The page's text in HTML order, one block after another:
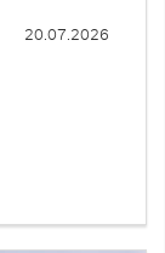
20.07.2026